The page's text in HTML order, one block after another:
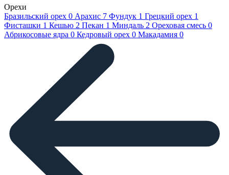
Орехи
Бразильский орех 0 Арахис 7 Фундук 1 Грецкий орех 1
Фисташки 1 Кешью 2 Пекан 1 Миндаль 2 Ореховая смесь 0
Абрикосовые ядра 0 Кедровый орех 0 Макадамия 0